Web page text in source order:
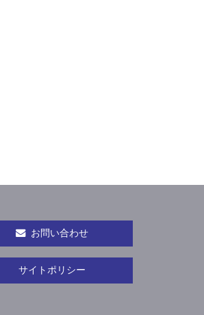
お問い合わせ
サイトポリシー